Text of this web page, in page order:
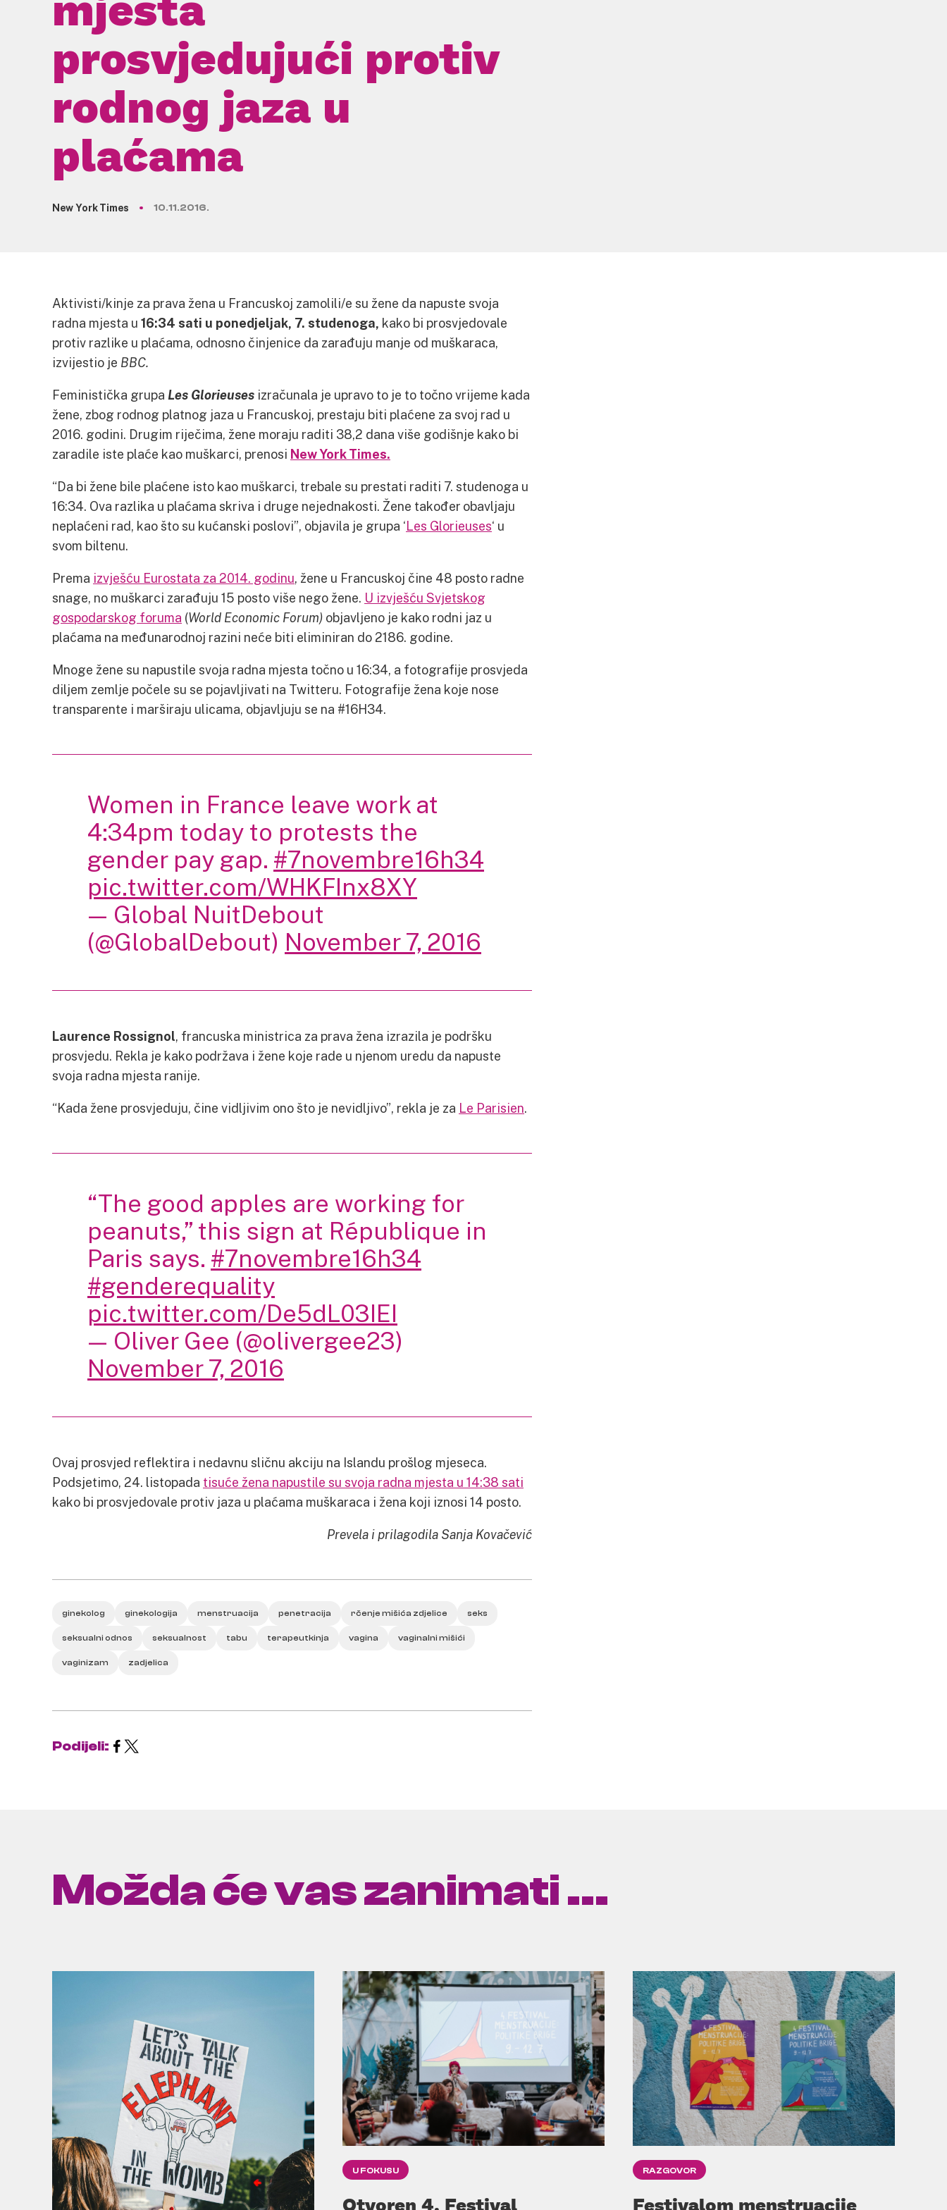
prosvjedujući protiv
rodnog jaza u
plaćama
New York Times 10.11.2016.
Aktivisti/kinje za prava žena u Francuskoj zamolili/e su žene da napuste svoja
radna mjesta u 16:34 sati u ponedjeljak, 7. studenoga, kako bi prosvjedovale
protiv razlike u plaćama, odnosno činjenice da zarađuju manje od muškaraca,
izvijestio je BBC.
Feministička grupa Les Glorieuses izračunala je upravo to je to točno vrijeme kada
žene, zbog rodnog platnog jaza u Francuskoj, prestaju biti plaćene za svoj rad u
2016. godini. Drugim riječima, žene moraju raditi 38,2 dana više godišnje kako bi
zaradile iste plaće kao muškarci, prenosi New York Times.
“Da bi žene bile plaćene isto kao muškarci, trebale su prestati raditi 7. studenoga u
16:34. Ova razlika u plaćama skriva i druge nejednakosti. Žene također obavljaju
neplaćeni rad, kao što su kućanski poslovi”, objavila je grupa ‘Les Glorieuses‘ u
svom biltenu.
Prema izvješću Eurostata za 2014. godinu, žene u Francuskoj čine 48 posto radne
snage, no muškarci zarađuju 15 posto više nego žene. U izvješću Svjetskog
gospodarskog foruma (World Economic Forum) objavljeno je kako rodni jaz u
plaćama na međunarodnoj razini neće biti eliminiran do 2186. godine.
Mnoge žene su napustile svoja radna mjesta točno u 16:34, a fotografije prosvjeda
diljem zemlje počele su se pojavljivati na Twitteru. Fotografije žena koje nose
transparente i marširaju ulicama, objavljuju se na #16H34.
Women in France leave work at
4:34pm today to protests the
gender pay gap. #7novembre16h34
pic.twitter.com/WHKFInx8XY
— Global NuitDebout
(@GlobalDebout) November 7, 2016
Laurence Rossignol, francuska ministrica za prava žena izrazila je podršku
prosvjedu. Rekla je kako podržava i žene koje rade u njenom uredu da napuste
svoja radna mjesta ranije.
“Kada žene prosvjeduju, čine vidljivim ono što je nevidljivo”, rekla je za Le Parisien.
“The good apples are working for
peanuts,” this sign at République in
Paris says. #7novembre16h34
#genderequality
pic.twitter.com/De5dL03IEI
— Oliver Gee (@olivergee23)
November 7, 2016
Ovaj prosvjed reflektira i nedavnu sličnu akciju na Islandu prošlog mjeseca.
Podsjetimo, 24. listopada tisuće žena napustile su svoja radna mjesta u 14:38 sati
kako bi prosvjedovale protiv jaza u plaćama muškaraca i žena koji iznosi 14 posto.
Prevela i prilagodila Sanja Kovačević
ginekolog ginekologija menstruacija penetracija rčenje mišića zdjelice seks
seksualni odnos seksualnost tabu terapeutkinja vagina vaginalni mišići
vaginizam zadjelica
Podijeli:
Možda će vas zanimati ...
U FOKUSU
Otvoren 4. Festival
RAZGOVOR
Festivalom menstruacije